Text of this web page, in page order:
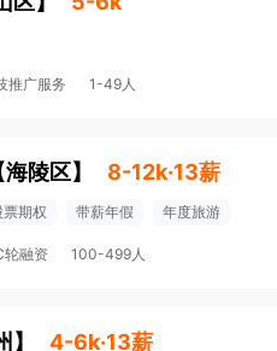
推广服务 1-49人
海陵区】 8-12k·13薪
票期权 带薪年假 年度旅游
轮融资 100-499人
】 4-6k·13薪